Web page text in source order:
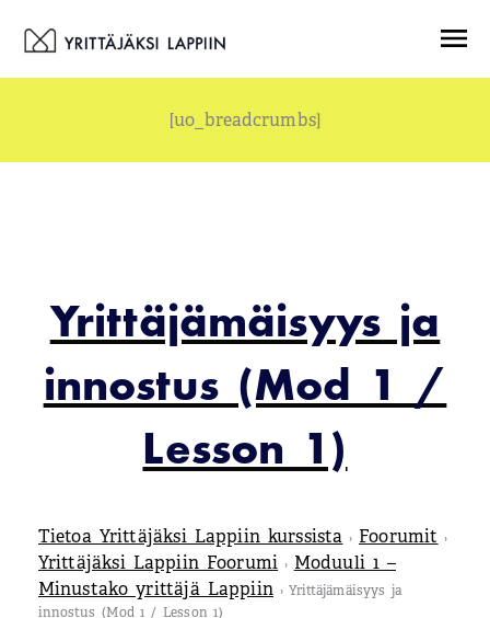
sisältöön
[uo_breadcrumbs]
Yrittäjämäisyys ja
innostus (Mod 1 /
Lesson 1)
Tietoa Yrittäjäksi Lappiin kurssista › Foorumit ›
Yrittäjäksi Lappiin Foorumi › Moduuli 1 –
Minustako yrittäjä Lappiin › Yrittäjämäisyys ja
innostus (Mod 1 / Lesson 1)